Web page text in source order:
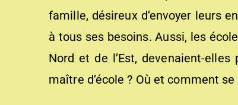
famille, désireux d’envoyer leurs
à tous ses besoins. Aussi, les
Nord et de l’Est, devenaient-
maître d’école ? Où et comment